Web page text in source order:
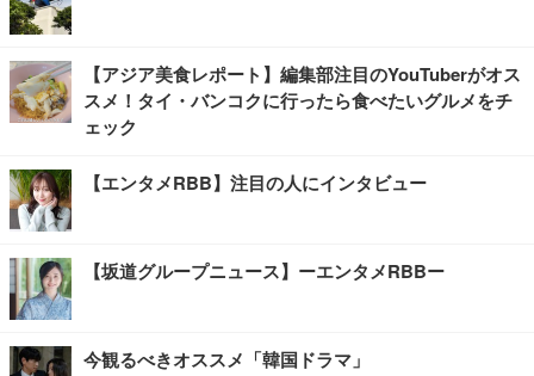
【アジア美食レポート】編集部注目のYouTuberがオス
スメ！タイ・バンコクに行ったら食べたいグルメをチ
ェック
【エンタメRBB】注目の人にインタビュー
【坂道グループニュース】ーエンタメRBBー
今観るべきオススメ「韓国ドラマ」